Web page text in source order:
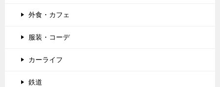
外食・カフェ
服装・コーデ
カーライフ
鉄道